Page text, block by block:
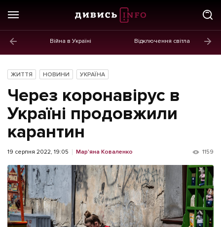
Війна в Україні Відключення світла
Новини
Політика
Економіка
Бізнес
Життя
Культура
Афіша
ІНШЕ
ЖИТТЯ НОВИНИ УКРАЇНА
Через коронавірус в
Україні продовжили
карантин
19 серпня 2022, 19:05 Мар'яна Коваленко 1159